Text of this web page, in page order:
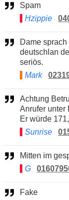
Spam
Hzippie
Dame sprach gebrochen deutsch, großhändler aus
deutschlan
seriös.
Mark
Achtung Betrug!!! Der Werte Herr Sturm versucht den
Anrufer unter
Er würde
Sunrise
Mitten im
G
Fake